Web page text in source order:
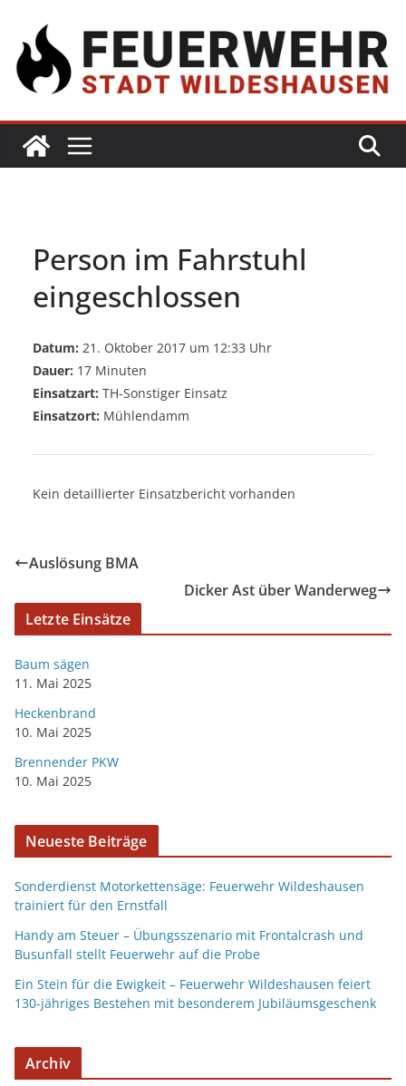
Person im Fahrstuhl
eingeschlossen
Datum: 21. Oktober 2017 um 12:33 Uhr
Dauer: 17 Minuten
Einsatzart: TH-Sonstiger Einsatz
Einsatzort: Mühlendamm
Kein detaillierter Einsatzbericht vorhanden
Auslösung BMA
Dicker Ast über Wanderweg
Letzte Einsätze
Baum sägen
11. Mai 2025
Heckenbrand
10. Mai 2025
Brennender PKW
10. Mai 2025
Neueste Beiträge
Sonderdienst Motorkettensäge: Feuerwehr Wildeshausen
trainiert für den Ernstfall
Handy am Steuer – Übungsszenario mit Frontalcrash und
Busunfall stellt Feuerwehr auf die Probe
Ein Stein für die Ewigkeit – Feuerwehr Wildeshausen feiert
130-jähriges Bestehen mit besonderem Jubiläumsgeschenk
Archiv